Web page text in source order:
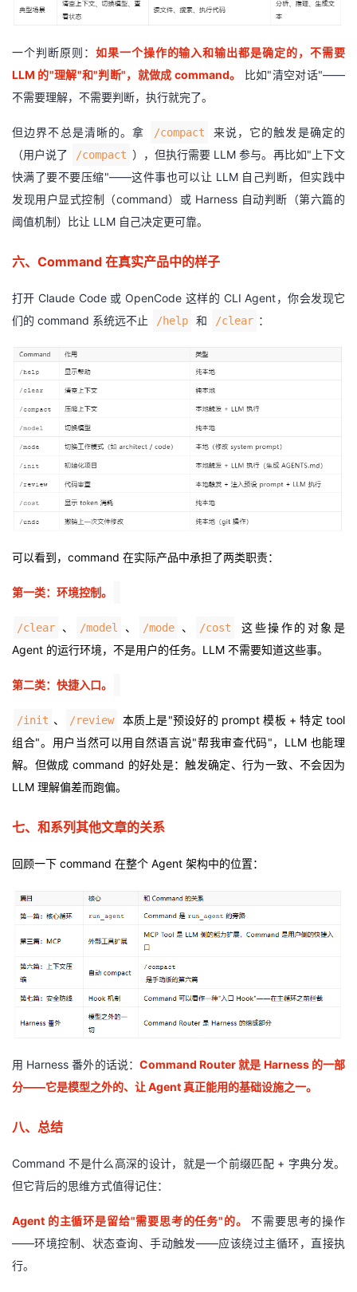
一个判断原则： 如果一个操作的输入和输出都是确定的，不需要
LLM 的"理解"和"判断"，就做成 command。
比如"清空对话"——
不需要理解，不需要判断，执行就完了。
但边界不总是清晰的。拿 /compact
来说，它的触发是确定的
（用户说了
/compact ），但执行需要 LLM 参与。再比如"上下文
快满了要不要压缩"——这件事也可以让 LLM 自己判断，但实践中
发现用户显式控制（command）或 Harness 自动判断（第六篇的
阈值机制）比让 LLM 自己决定更可靠。
六、Command 在真实产品中的样子
打开 Claude Code 或 OpenCode 这样的 CLI Agent，你会发现它
们的 command 系统远不止
/help 和 /clear ：
可以看到，command 在实际产品中承担了两类职责：
第一类：环境控制。
/clear 、 /model 、 /mode 、 /cost
这些操作的对象是
Agent 的运行环境，不是用户的任务。LLM 不需要知道这些事。
第二类：快捷入口。
/init 、 /review
本质上是"预设好的 prompt 模板 + 特定 tool
组合"。用户当然可以用自然语言说"帮我审查代码"，LLM 也能理
解。但做成 command 的好处是：触发确定、行为一致、不会因为
LLM 理解偏差而跑偏。
七、和系列其他文章的关系
回顾一下 command 在整个 Agent 架构中的位置：
用 Harness 番外的话说：Command Router 就是 Harness 的一部
分——它是模型之外的、让 Agent 真正能用的基础设施之一。
八、总结
Command 不是什么高深的设计，就是一个前缀匹配 + 字典分发。
但它背后的思维方式值得记住：
Agent 的主循环是留给"需要思考的任务"的。
不需要思考的操作
——环境控制、状态查询、手动触发——应该绕过主循环，直接执
行。